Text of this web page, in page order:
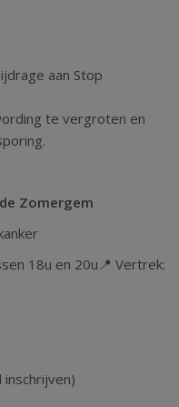
aan Stop
te vergroten en
Zomergem
18u en 20u📍 Vertrek: